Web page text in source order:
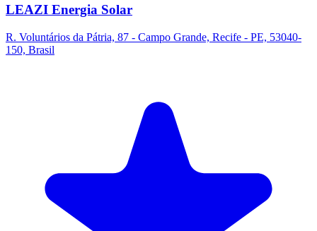
LEAZI Energia Solar
R. Voluntários da Pátria, 87 - Campo Grande, Recife - PE, 53040-
150, Brasil